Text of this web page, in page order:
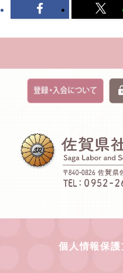
個人情報保護